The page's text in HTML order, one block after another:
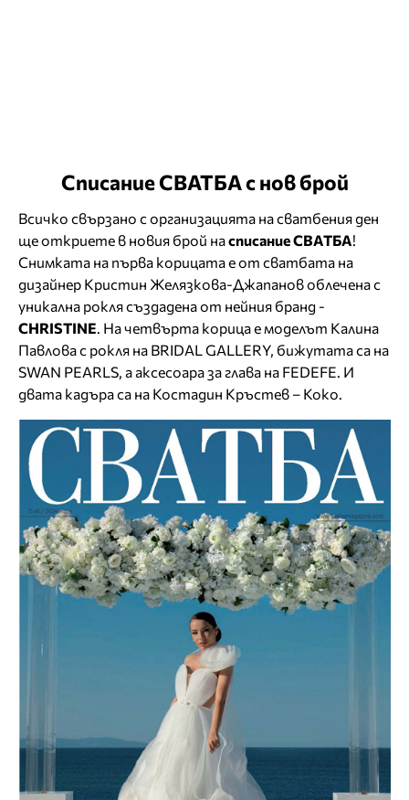
Списание СВАТБА с нов брой
Всичко свързано с организацията на сватбения ден
ще откриете в новия брой насписание СВАТБА!
Снимката на първа корицата е от сватбата на
дизайнер Кристин Желязкова-Джапанов облечена с
уникална рокля създадена от нейния бранд -
CHRISTINE . На четвърта корица е моделът Калина
Павлова с рокля на BRIDAL GALLERY, бижутата са на
SWAN PEARLS, а аксесоара за глава на FEDEFE. И
двата кадъра са на Костадин Кръстев – Коко.